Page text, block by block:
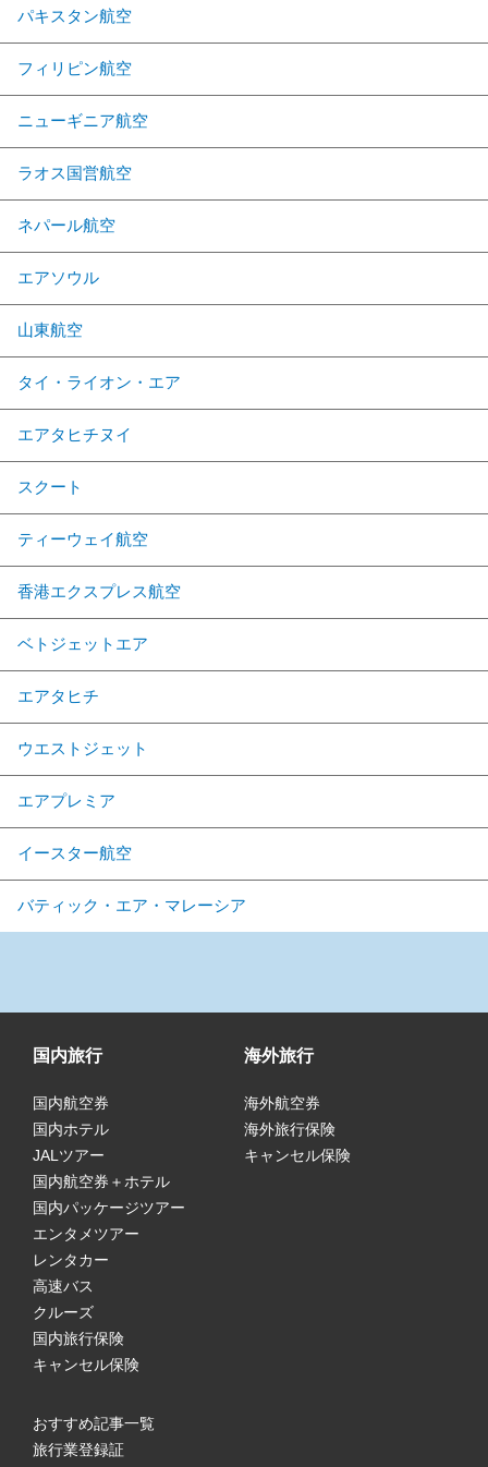
パキスタン航空
フィリピン航空
ニューギニア航空
ラオス国営航空
ネパール航空
エアソウル
山東航空
タイ・ライオン・エア
エアタヒチヌイ
スクート
ティーウェイ航空
香港エクスプレス航空
ベトジェットエア
エアタヒチ
ウエストジェット
エアプレミア
イースター航空
バティック・エア・マレーシア
国内旅行
国内航空券
国内ホテル
JALツアー
国内航空券＋ホテル
国内パッケージツアー
エンタメツアー
レンタカー
高速バス
クルーズ
国内旅行保険
キャンセル保険
海外旅行
海外航空券
海外旅行保険
キャンセル保険
おすすめ記事一覧
旅行業登録証